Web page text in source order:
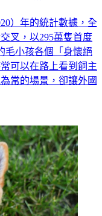
）年的統計數據，全
叉，以295萬隻首度
毛小孩各個「身懷絕
可以在路上看到飼主
常的場景，卻讓外國